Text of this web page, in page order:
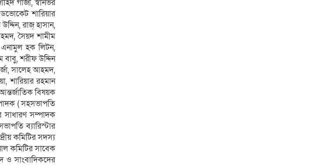
গাজী, স্বনির্ভর
শারিয়ার
রাজ্ হাসান,
সৈয়দ শামীম
হক লিটন,
শরীফ উদ্দিন
সালেহ আহমদ,
রহমান
বিষয়ক
( সহসভাপতি
সাধারণ সম্পাদক
ব্যারিস্টার
কমিটির সদস্য
কমিটির সাবেক
ও সাংবাদিকদের